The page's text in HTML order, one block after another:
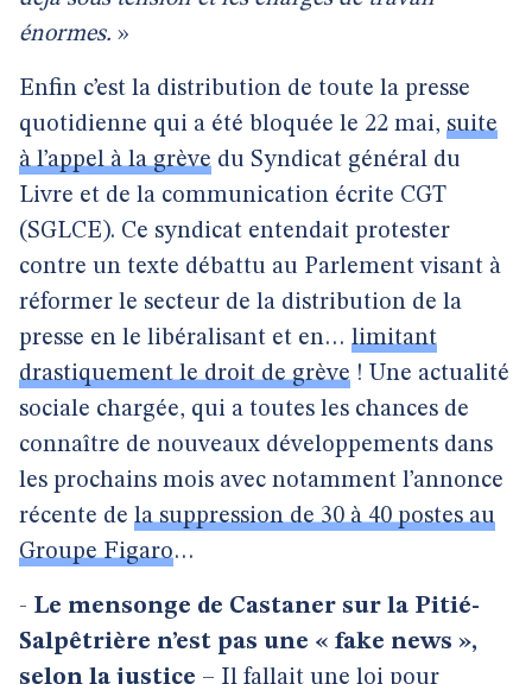
énormes. »
Enfin c’est la distribution de toute la presse
quotidienne qui a été bloquée le 22 mai, suite
à l’appel à la grève du Syndicat général du
Livre et de la communication écrite CGT
(SGLCE). Ce syndicat entendait protester
contre un texte débattu au Parlement visant à
réformer le secteur de la distribution de la
presse en le libéralisant et en… limitant
drastiquement le droit de grève ! Une actualité
sociale chargée, qui a toutes les chances de
connaître de nouveaux développements dans
les prochains mois avec notamment l’annonce
récente de la suppression de 30 à 40 postes au
Groupe Figaro…
- Le mensonge de Castaner sur la Pitié-
Salpêtrière n’est pas une « fake news »,
selon la justice – Il fallait une loi pour